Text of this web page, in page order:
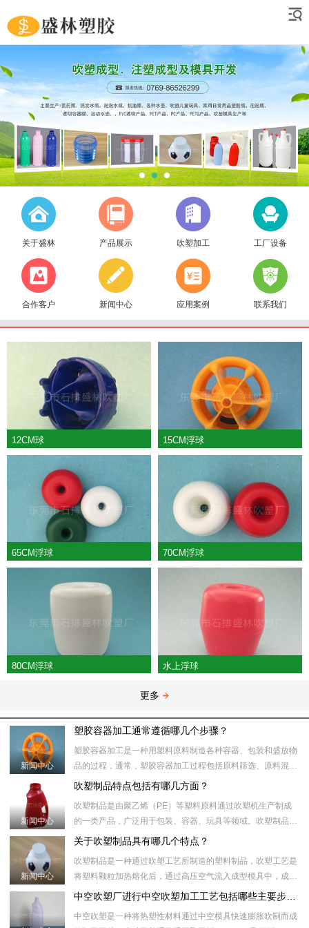
关于盛林 产品展示 吹塑加工 工厂设备
合作客户 新闻中心 应用案例 联系我们
12CM球 15CM浮球
65CM浮球 70CM浮球
80CM浮球 水上浮球
更多
新闻中心
塑胶容器加工通常遵循哪几个步骤？
塑胶容器加工是一种用塑料原料制造各种容器、包装和盛放物
品的过程，通常，塑胶容器加工过程包括原料筛选、原料混
合、塑化加热、模具注射、冷却、取出、后处理等步骤。​具体
新闻中心
吹塑制品特点包括有哪几方面？
吹塑制品是由聚乙烯（PE）等塑料原料通过吹塑机生产制成
的一类产品，广泛用于包装、容器、玩具等领域。吹塑制品制
作过程中，首先将塑料颗粒加热到合适的温度，然后将塑料颗
新闻中心
关于吹塑制品具有哪几个特点？
吹塑制品是一种通过吹塑工艺所制造的塑料制品，吹塑工艺是
将塑料颗粒加热熔化后，通过高压空气流入成型模具中，成型
模具内部的形状和壁厚受压力和温度控制。随后，通过冷却模中空吹塑厂进行中空吹塑加工工艺包括哪些主要步骤？
中空吹塑是一种将热塑性材料通过中空模具快速膨胀吹制而成